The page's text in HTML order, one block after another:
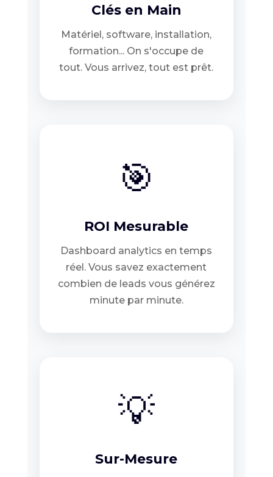
Clés en Main
Matériel, software, installation,
formation... On s'occupe de
tout. Vous arrivez, tout est prêt.
🎯
ROI Mesurable
Dashboard analytics en temps
réel. Vous savez exactement
combien de leads vous générez
minute par minute.
💡
Sur-Mesure